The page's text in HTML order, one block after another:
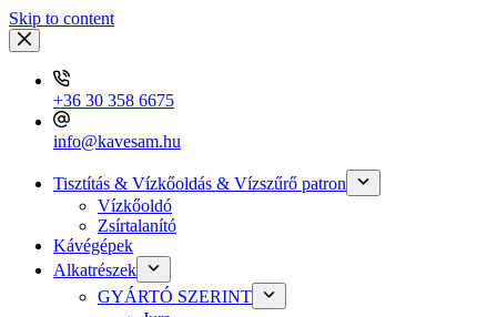
Skip to content
+36 30 358 6675
info@kavesam.hu
Tisztítás & Vízkőoldás & Vízszűrő patron
Vízkőoldó
Zsírtalanító
Kávégépek
Alkatrészek
GYÁRTÓ SZERINT